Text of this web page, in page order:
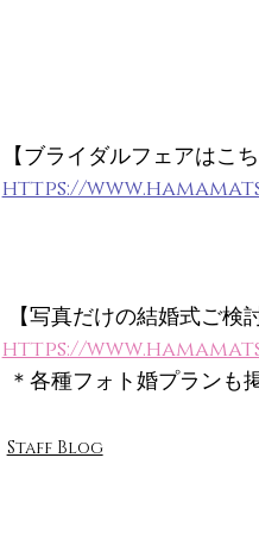
【ブライダルフェアはこち
https://
【写真だけの結婚式ご検
https://
＊各種フォト婚プランも
Staff Blog